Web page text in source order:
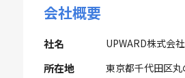
会社概要
社名 UPWARD株式会社
所在地
東京都千代田区